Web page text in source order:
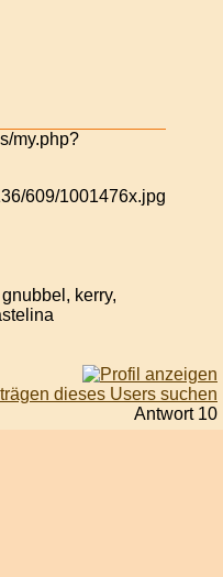
my.php?
kerry,
Antwort 10